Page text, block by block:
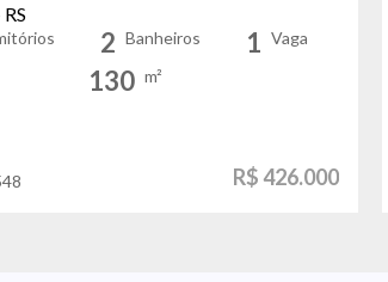
2 Banheiros 1 Vaga
130 m²
R$ 426.000